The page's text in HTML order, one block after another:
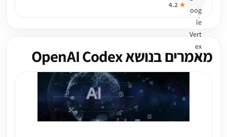
★
מאמרים בנושא OpenAI Codex